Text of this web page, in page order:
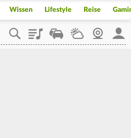
Wissen Lifestyle Reise
PlaylistStaupilotWetterWebcam